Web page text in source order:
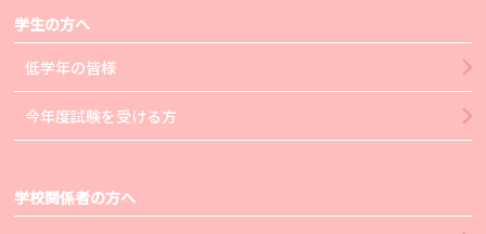
学生の方へ
低学年の皆様
今年度試験を受ける方
学校関係者の方へ